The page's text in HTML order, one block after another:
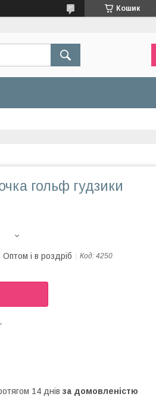
Кошик
гольф гудзики
Оптом і в роздріб Код: 4250
14 днів за домовленістю